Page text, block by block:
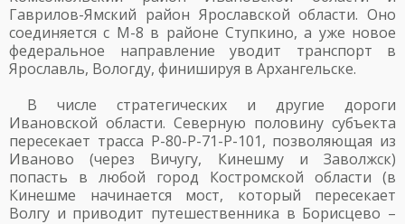
Гаврилов-Ямский район Ярославской области. Оно
соединяется с М-8 в районе Ступкино, а уже новое
федеральное направление уводит транспорт в
Ярославль, Вологду, финишируя в Архангельске.
В числе стратегических и другие дороги
Ивановской области. Северную половину субъекта
пересекает трасса Р-80-Р-71-Р-101, позволяющая из
Иваново (через Вичугу, Кинешму и Заволжск)
попасть в любой город Костромской области (в
Кинешме начинается мост, который пересекает
Волгу и приводит путешественника в Борисцево –